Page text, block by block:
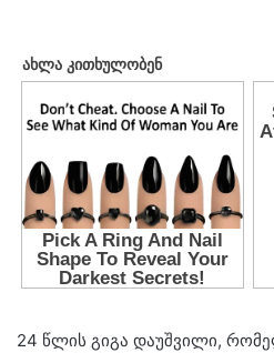
24 წლის გიგა და­უშ­ვი­ლი,